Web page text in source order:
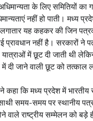
के लिए समितियों
नहीं हो पाती। मध्य
यह कहकर की जिन
प्रावधान नहीं है। सरकारों
में छूट दी जाती थी
जाने वाली छूट को तत्काल
कहा कि मध्य प्रदेश में
समय-समय पर स्थानीय
वाले राष्ट्रीय सम्मेलन को